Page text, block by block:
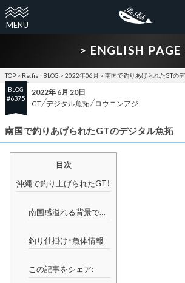
> ENGLISH PAGE
TOP > Re:fish BLOG > 2022年06月 > 南国で釣りあげられたGTの
BLOG
#6375
2022年 6月 20日
GT デジタル魚拓 ロウニンアジ
南国で釣りあげられたGTのデジタル魚拓
目次
沖縄で釣り上げられたGT！
南国感溢れる背景で…
釣り仕掛け・魚体情報
この記事をシェア: